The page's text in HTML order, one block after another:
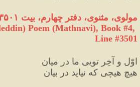
مولوی، مثنوی، دفتر چهارم، بیت ۳۵۰۱
Poem (Mathnavi), Book #4,
Line #3501
اوّل و آخِر تویی ما در میان
هیچ هیچی که نیاید در بیان